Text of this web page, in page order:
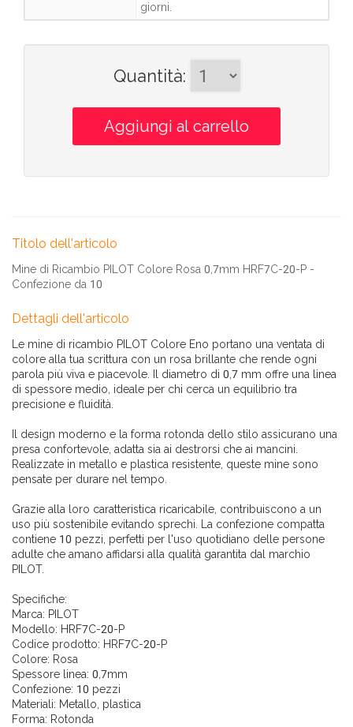
giorni.
Quantità:
Titolo dell'articolo
Mine di Ricambio PILOT Colore Rosa 0,7mm HRF7C-20-P -
Confezione da 10
Dettagli dell'articolo
Le mine di ricambio PILOT Colore Eno portano una ventata di
colore alla tua scrittura con un rosa brillante che rende ogni
parola più viva e piacevole. Il diametro di 0,7 mm offre una linea
di spessore medio, ideale per chi cerca un equilibrio tra
precisione e fluidità.
Il design moderno e la forma rotonda dello stilo assicurano una
presa confortevole, adatta sia ai destrorsi che ai mancini.
Realizzate in metallo e plastica resistente, queste mine sono
pensate per durare nel tempo.
Grazie alla loro caratteristica ricaricabile, contribuiscono a un
uso più sostenibile evitando sprechi. La confezione compatta
contiene 10 pezzi, perfetti per l'uso quotidiano delle persone
adulte che amano affidarsi alla qualità garantita dal marchio
PILOT.
Specifiche:
Marca: PILOT
Modello: HRF7C-20-P
Codice prodotto: HRF7C-20-P
Colore: Rosa
Spessore linea: 0,7mm
Confezione: 10 pezzi
Materiali: Metallo, plastica
Forma: Rotonda